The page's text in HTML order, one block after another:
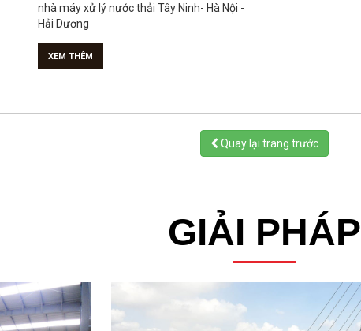
nhà máy xử lý nước thải Tây Ninh- Hà Nội -
Hải Dương
XEM THÊM
Quay lại trang trước
GIẢI PHÁP